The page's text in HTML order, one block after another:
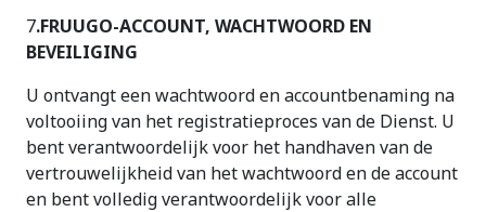
7.FRUUGO-ACCOUNT, WACHTWOORD EN
BEVEILIGING
U ontvangt een wachtwoord en accountbenaming na
voltooiing van het registratieproces van de Dienst. U
bent verantwoordelijk voor het handhaven van de
vertrouwelijkheid van het wachtwoord en de account
en bent volledig verantwoordelijk voor alle